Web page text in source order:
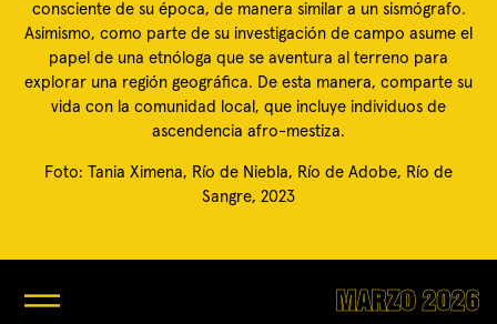
MARZO 2026
consciente de su época, de manera similar a un sismógrafo.
Asimismo, como parte de su investigación de campo asume el
papel de una etnóloga que se aventura al terreno para
explorar una región geográfica. De esta manera, comparte su
vida con la comunidad local, que incluye individuos de
ascendencia afro-mestiza.
Foto: Tania Ximena, Río de Niebla, Río de Adobe, Río de
Sangre, 2023